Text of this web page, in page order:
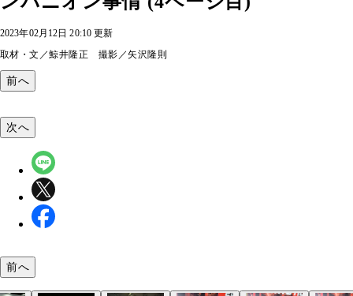
2023年02月12日 20:10 更新
取材・文／鯨井隆正 撮影／矢沢隆則
前へ
次へ
前へ